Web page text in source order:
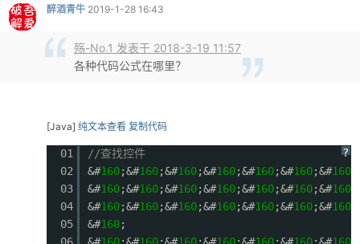
醉酒青牛 2019-1-28 16:43
殇-No.1 发表于 2018-3-19 11:57
各种代码公式在哪里？
[Java] 纯文本查看 复制代码
?
01
02
03
04
05
//查找控件
&#160;&#160;&#160;&#160;&#160;&#160;&#160
&#160;&#160;&#160;&#160;&#160;&#160;&#160
&#160;&#160;&#160;&#160;&#160;&#160;&#160
&#160;